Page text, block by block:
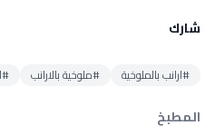
شارك
#ارانب بالملوخية #ملوخية بالارانب
المطبخ